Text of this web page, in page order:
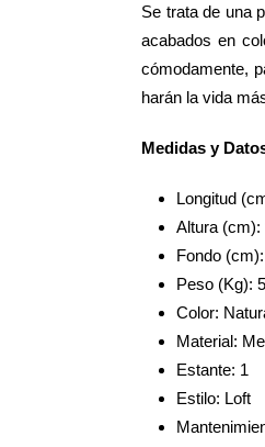
Se trata de una
acabados en
cómodamente,
harán la vida
Medidas y
Longitud
Altura (cm):
Fondo
Peso (Kg):
Color:
Material:
Estante: 1
Estilo: Loft